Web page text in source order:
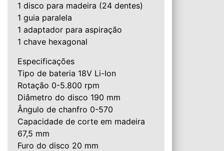
1 disco para madeira (24 dentes)
1 guia paralela
1 adaptador para aspiração
1 chave hexagonal
Especificações
Tipo de bateria 18V Li-Ion
Rotação 0-5.800 rpm
Diâmetro do disco 190 mm
Ângulo de chanfro 0-570
Capacidade de corte em madeira
67,5 mm
Furo do disco 20 mm